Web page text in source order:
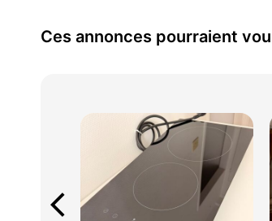
Ces annonces pourraient
arrow_back_ios